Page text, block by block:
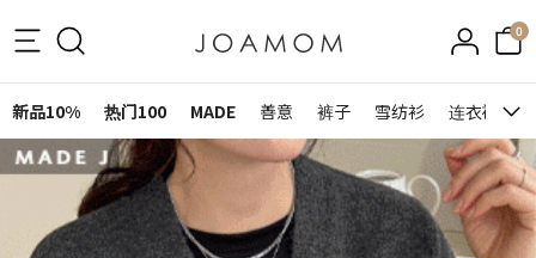
0
新品10% 热门100 MADE 善意 裤子 雪纺衫 连衣裙&裙